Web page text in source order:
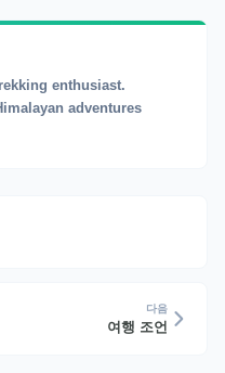
enthusiast.
adventures
다음
여행 조언